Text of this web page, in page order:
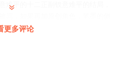
难平的十二正副钗意难平的结局，
是我读过红楼爽文里最喜欢的几本
更多评论